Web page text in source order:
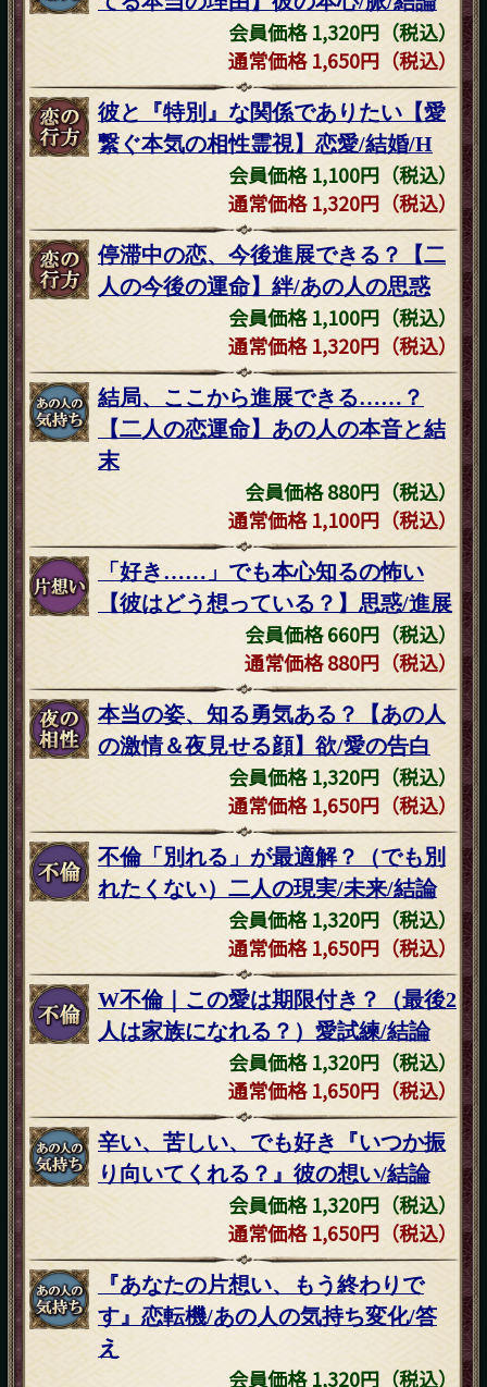
会員価格 1,320円（税込）
通常価格 1,650円（税込）
彼と『特別』な関係でありたい【愛
繋ぐ本気の相性霊視】恋愛/結婚/H
会員価格 1,100円（税込）
通常価格 1,320円（税込）
停滞中の恋、今後進展できる？【二
人の今後の運命】絆/あの人の思惑
会員価格 1,100円（税込）
通常価格 1,320円（税込）
結局、ここから進展できる……？
【二人の恋運命】あの人の本音と結
末
会員価格 880円（税込）
通常価格 1,100円（税込）
「好き……」でも本心知るの怖い
【彼はどう想っている？】思惑/進展
会員価格 660円（税込）
通常価格 880円（税込）
本当の姿、知る勇気ある？【あの人
の激情＆夜見せる顔】欲/愛の告白
会員価格 1,320円（税込）
通常価格 1,650円（税込）
不倫「別れる」が最適解？（でも別
れたくない）二人の現実/未来/結論
会員価格 1,320円（税込）
通常価格 1,650円（税込）
W不倫｜この愛は期限付き？（最後2
人は家族になれる？）愛試練/結論
会員価格 1,320円（税込）
通常価格 1,650円（税込）
辛い、苦しい、でも好き『いつか振
り向いてくれる？』彼の想い/結論
会員価格 1,320円（税込）
通常価格 1,650円（税込）
『あなたの片想い、もう終わりで
す』恋転機/あの人の気持ち変化/答
え
会員価格 1,320円（税込）